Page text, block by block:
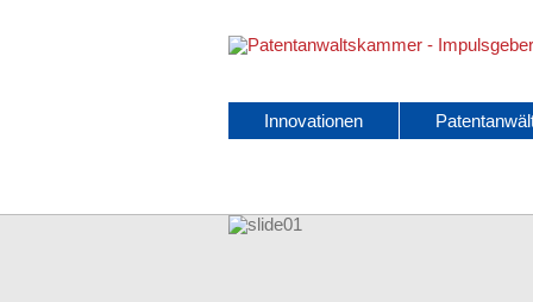
Navigation
überspringen
Innovationen